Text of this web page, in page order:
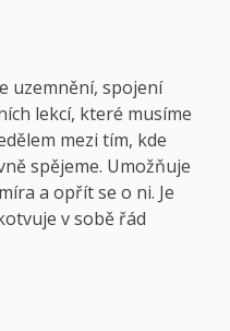
uzemnění, spojení
lekcí, které musíme
mezi tím, kde
spějeme. Umožňuje
a opřít se o ni. Je
v sobě řád